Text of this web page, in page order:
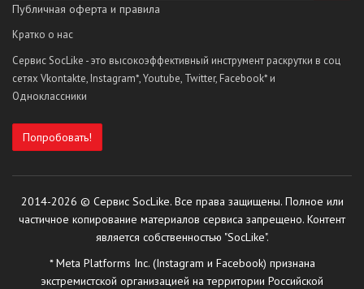
Публичная оферта и правила
Кратко о нас
Сервис SocLike - это высокоэффективный инструмент раскрутки в соц
сетях Vkontakte, Instagram*, Youtube, Twitter, Facebook* и
Одноклассники
Попробовать!
2014-2026 © Сервис SocLike. Все права защищены. Полное или
частичное копирование материалов сервиса запрещено. Контент
является собственностью "SocLike".
* Meta Platforms Inc. (Instagram и Facebook) признана
экстремистской организацией на территории Российской